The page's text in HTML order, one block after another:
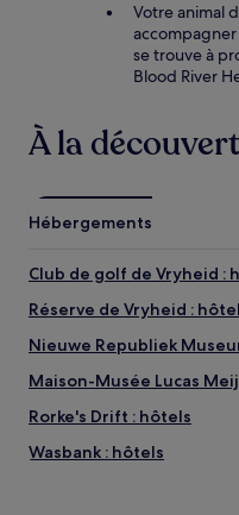
Votre animal
se trouve à
Blood River
À la
Hébergements
Club de golf de Vryheid :
Réserve de Vryheid :
Nieuwe Republiek
Maison-Musée Lucas
Rorke's Drift : hôtels
Wasbank : hôtels